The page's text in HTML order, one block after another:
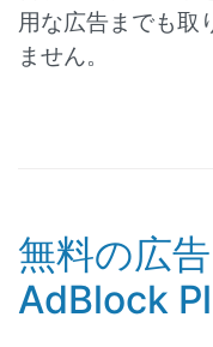
用な広告までも取
ません。
無料の広
AdBlock